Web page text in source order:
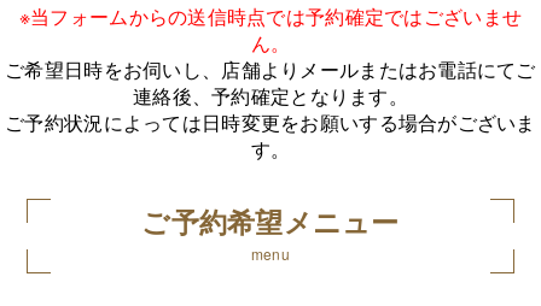
※当フォームからの送信時点では予約確定ではございませ
ん。
ご希望日時をお伺いし、店舗よりメールまたはお電話にてご
連絡後、予約確定となります。
ご予約状況によっては日時変更をお願いする場合がございま
す。
ご予約希望メニュー
menu